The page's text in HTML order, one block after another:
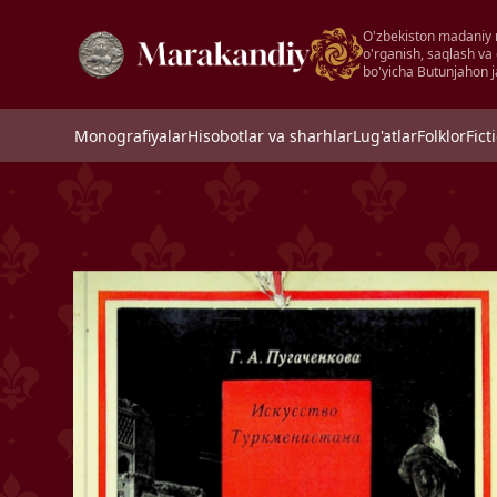
O'zbekiston madaniy
o'rganish, saqlash
bo'yicha Butunjahon
MonografiyalarHisobotlar va sharhlarLug'atlarFolklor